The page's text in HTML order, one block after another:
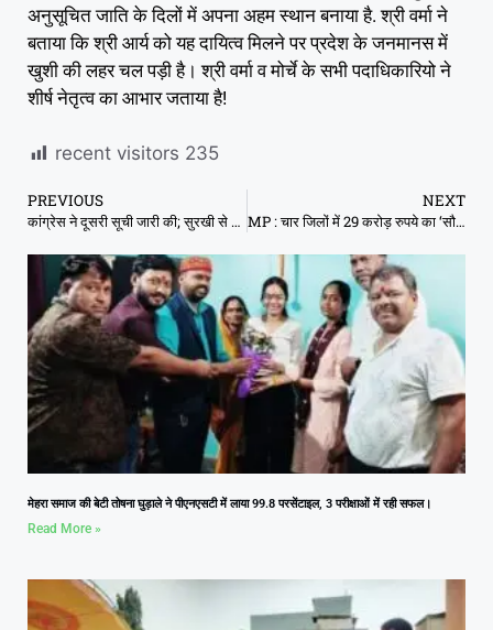
अनुसूचित जाति के दिलों में अपना अहम स्थान बनाया है. श्री वर्मा ने
बताया कि श्री आर्य को यह दायित्व मिलने पर प्रदेश के जनमानस में
खुशी की लहर चल पड़ी है। श्री वर्मा व मोर्चे के सभी पदाधिकारियो ने
शीर्ष नेतृत्व का आभार जताया है!
recent visitors 235
PREVIOUS
कांग्रेस ने दूसरी सूची जारी की; सुरखी से पारुल साहू को टिकट, अब तक 24 नाम फाइनल
NEXT
MP : चार जिलों में 29 करोड़ रुपये का ‘सौभाग्य घोटाला’
मेहरा समाज की बेटी तोषना घुड़ाले ने पीएनएसटी में लाया 99.8 परसेंटाइल, 3 परीक्षाओं में रही सफल।
Read More »